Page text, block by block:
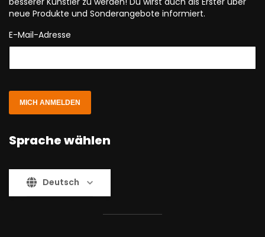
neue Produkte und Sonderangebote informiert.
E-Mail-Adresse
MICH ANMELDEN
Sprache wählen
Deutsch